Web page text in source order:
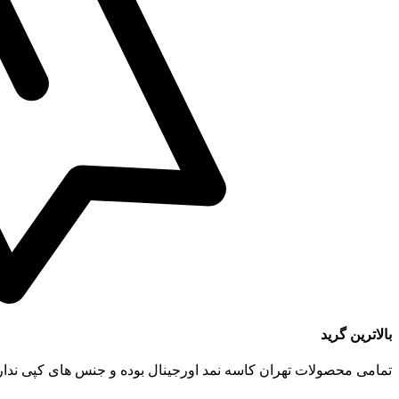
بالاترین گرید
تمامی محصولات تهران کاسه نمد اورجینال بوده و جنس های کپی